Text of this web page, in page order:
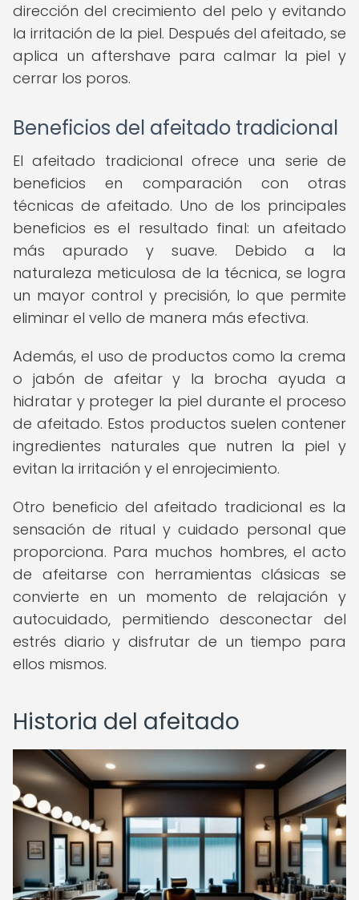
dirección del crecimiento del pelo y evitando
la irritación de la piel. Después del afeitado, se
aplica un aftershave para calmar la piel y
cerrar los poros.
Beneficios del afeitado tradicional
El afeitado tradicional ofrece una serie de
beneficios en comparación con otras
técnicas de afeitado. Uno de los principales
beneficios es el resultado final: un afeitado
más apurado y suave. Debido a la
naturaleza meticulosa de la técnica, se logra
un mayor control y precisión, lo que permite
eliminar el vello de manera más efectiva.
Además, el uso de productos como la crema
o jabón de afeitar y la brocha ayuda a
hidratar y proteger la piel durante el proceso
de afeitado. Estos productos suelen contener
ingredientes naturales que nutren la piel y
evitan la irritación y el enrojecimiento.
Otro beneficio del afeitado tradicional es la
sensación de ritual y cuidado personal que
proporciona. Para muchos hombres, el acto
de afeitarse con herramientas clásicas se
convierte en un momento de relajación y
autocuidado, permitiendo desconectar del
estrés diario y disfrutar de un tiempo para
ellos mismos.
Historia del afeitado